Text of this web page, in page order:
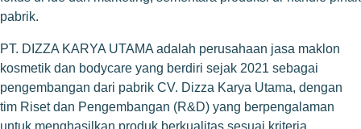
pabrik.
PT. DIZZA KARYA UTAMA adalah perusahaan jasa maklon
kosmetik dan bodycare yang berdiri sejak 2021 sebagai
pengembangan dari pabrik CV. Dizza Karya Utama, dengan
tim Riset dan Pengembangan (R&D) yang berpengalaman
untuk menghasilkan produk berkualitas sesuai kriteria